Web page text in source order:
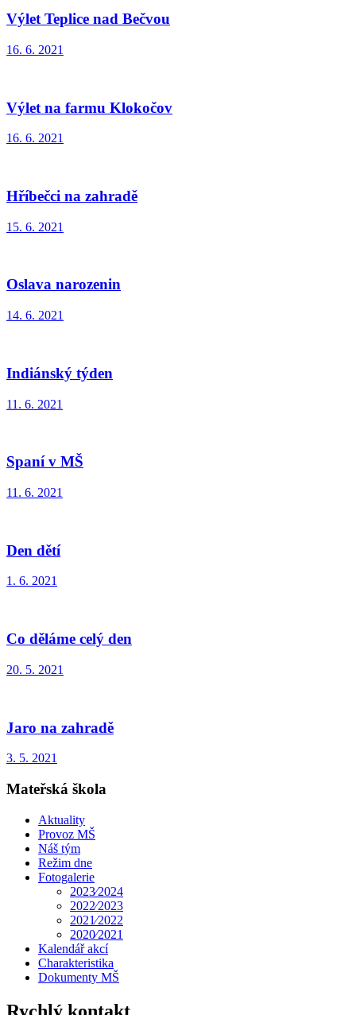
Výlet Teplice nad Bečvou
16. 6. 2021
Výlet na farmu Klokočov
16. 6. 2021
Hříbečci na zahradě
15. 6. 2021
Oslava narozenin
14. 6. 2021
Indiánský týden
11. 6. 2021
Spaní v MŠ
11. 6. 2021
Den dětí
1. 6. 2021
Co děláme celý den
20. 5. 2021
Jaro na zahradě
3. 5. 2021
Mateřská škola
Aktuality
Provoz MŠ
Náš tým
Režim dne
Fotogalerie
2023⁄2024
2022⁄2023
2021⁄2022
2020⁄2021
Kalendář akcí
Charakteristika
Dokumenty MŠ
Rychlý kontakt